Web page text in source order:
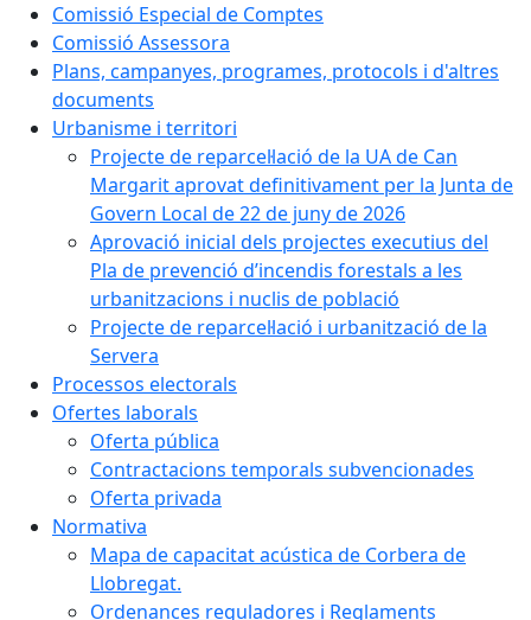
Comissió Especial de Comptes
Comissió Assessora
Plans, campanyes, programes, protocols i d'altres
documents
Urbanisme i territori
Projecte de reparcel·lació de la UA de Can
Margarit aprovat definitivament per la Junta de
Govern Local de 22 de juny de 2026
Aprovació inicial dels projectes executius del
Pla de prevenció d’incendis forestals a les
urbanitzacions i nuclis de població
Projecte de reparcel·lació i urbanització de la
Servera
Processos electorals
Ofertes laborals
Oferta pública
Contractacions temporals subvencionades
Oferta privada
Normativa
Mapa de capacitat acústica de Corbera de
Llobregat.
Ordenances reguladores i Reglaments